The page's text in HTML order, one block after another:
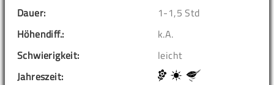
Dauer:
1-1,5 Std
Höhendiff.:
k.A.
Schwierigkeit:
leicht
Jahreszeit: